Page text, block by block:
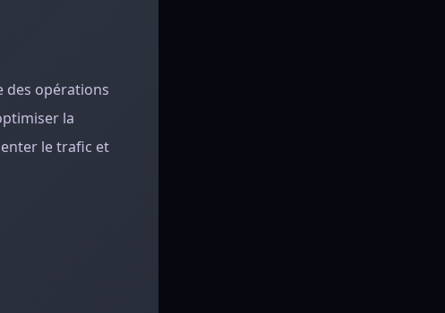
des opérations
la
le trafic et